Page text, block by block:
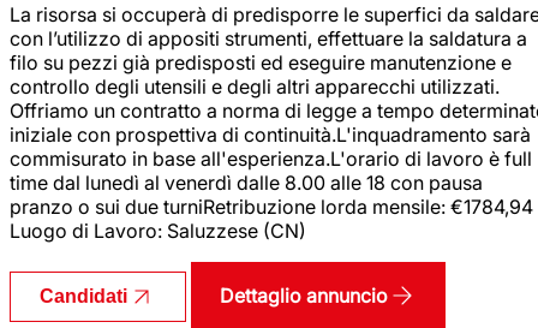
La risorsa si occuperà di predisporre le superfici da
con l’utilizzo di appositi strumenti, effettuare la saldatura a
filo su pezzi già predisposti ed eseguire manutenzione e
controllo degli utensili e degli altri apparecchi utilizzati.
Offriamo un contratto a norma di legge a tempo
iniziale con prospettiva di continuità.L'inquadramento sarà
commisurato in base all'esperienza.L'orario di lavoro è full
time dal lunedì al venerdì dalle 8.00 alle 18 con pausa
pranzo o sui due turniRetribuzione lorda mensile: €1784,94
Luogo di Lavoro: Saluzzese (CN)
Candidati Dettaglio annuncio